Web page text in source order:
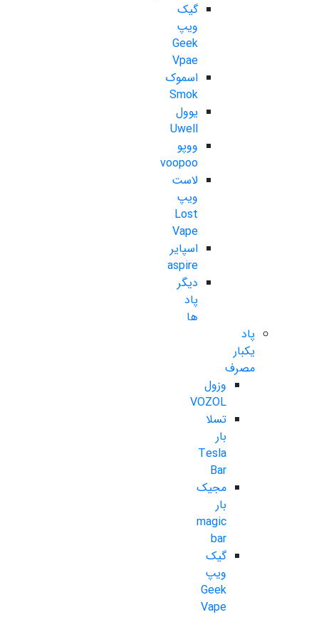
گیک
ویپ
Geek
Vpae
اسموک
Smok
یوول
Uwell
ووپو
voopoo
لاست
ویپ
Lost
Vape
اسپایر
aspire
دیگر
پاد
ها
پاد
یکبار
مصرف
وزول
VOZOL
تسلا
بار
Tesla
Bar
مجیک
بار
magic
bar
گیک
ویپ
Geek
Vape